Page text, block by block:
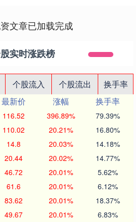
文章已加载完成
实时涨跌榜
个股流入 个股流出
换手率
最新价 涨幅
换手率
116.52 396.89% 79.39%
110.02 20.21% 16.80%
14.8 20.03% 14.18%
20.44 20.02% 14.77%
46.72 20.01% 5.62%
61.6 20.01% 6.12%
83.62 20.01% 18.37%
49.67 20.01% 6.83%